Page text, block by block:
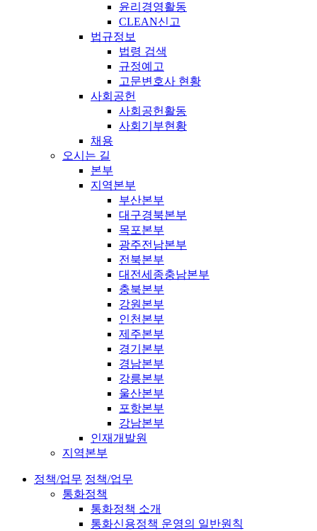
윤리경영활동
CLEAN신고
법규정보
법령 검색
규정예고
고문변호사 현황
사회공헌
사회공헌활동
사회기부현황
채용
오시는 길
본부
지역본부
부산본부
대구경북본부
목포본부
광주전남본부
전북본부
대전세종충남본부
충북본부
강원본부
인천본부
제주본부
경기본부
경남본부
강릉본부
울산본부
포항본부
강남본부
인재개발원
지역본부
정책/업무 정책/업무
통화정책
통화정책 소개
통화신용정책 운영의 일반원칙